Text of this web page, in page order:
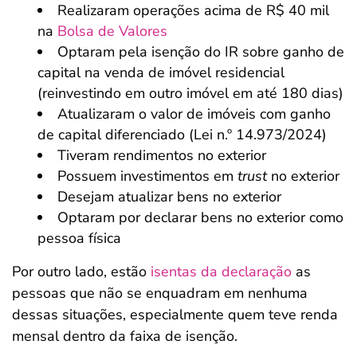
Realizaram operações acima de R$ 40 mil
na Bolsa de Valores
Optaram pela isenção do IR sobre ganho de
capital na venda de imóvel residencial
(reinvestindo em outro imóvel em até 180 dias)
Atualizaram o valor de imóveis com ganho
de capital diferenciado (Lei n.º 14.973/2024)
Tiveram rendimentos no exterior
Possuem investimentos em trustno exterior
Desejam atualizar bens no exterior
Optaram por declarar bens no exterior como
pessoa física
Por outro lado, estão isentas da declaração as
pessoas que não se enquadram em nenhuma
dessas situações, especialmente quem teve renda
mensal dentro da faixa de isenção.